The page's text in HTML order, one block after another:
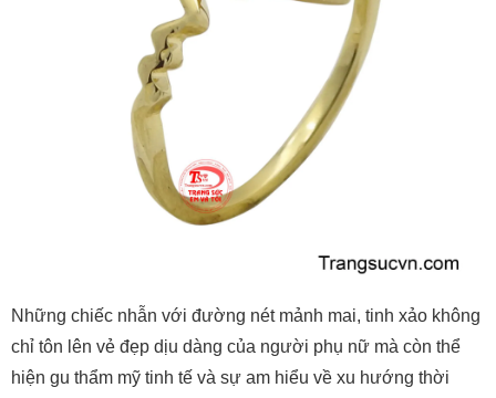
Những chiếc nhẫn với đường nét mảnh mai, tinh xảo không
chỉ tôn lên vẻ đẹp dịu dàng của người phụ nữ mà còn thể
hiện gu thẩm mỹ tinh tế và sự am hiểu về xu hướng thời